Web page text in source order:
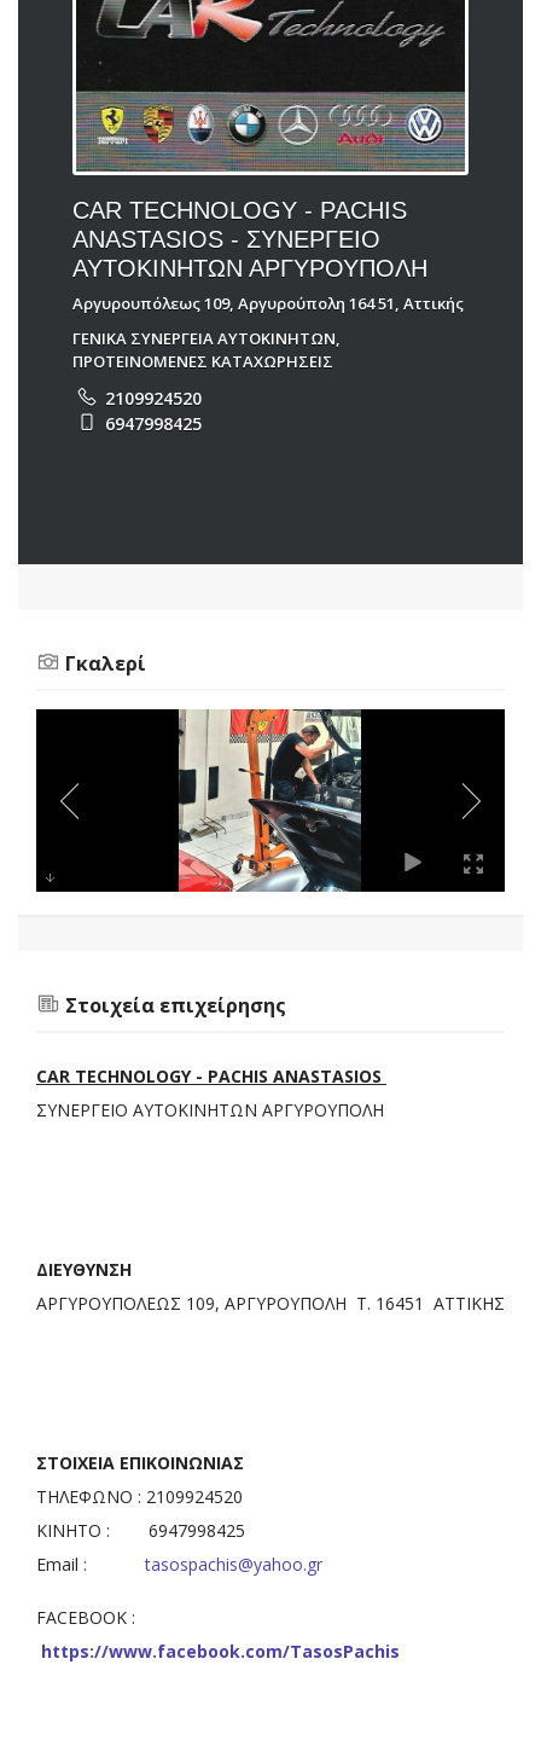
CAR TECHNOLOGY - PACHIS
ANASTASIOS - ΣΥΝΕΡΓΕΙΟ
ΑΥΤΟΚΙΝΗΤΩΝ ΑΡΓΥΡΟΥΠΟΛΗ
Αργυρουπόλεως 109, Αργυρούπολη 164 51, Αττικής
ΓΕΝΙΚΑ ΣΥΝΕΡΓΕΙΑ ΑΥΤΟΚΙΝΗΤΩΝ,
ΠΡΟΤΕΙΝΟΜΕΝΕΣ ΚΑΤΑΧΩΡΗΣΕΙΣ
2109924520
6947998425
Γκαλερί
Στοιχεία επιχείρησης
CAR TECHNOLOGY - PACHIS ANASTASIOS
ΣΥΝΕΡΓΕΙΟ ΑΥΤΟΚΙΝΗΤΩΝ ΑΡΓΥΡΟΥΠΟΛΗ
ΔΙΕΥΘΥΝΣΗ
ΑΡΓΥΡΟΥΠΟΛΕΩΣ 109, ΑΡΓΥΡΟΥΠΟΛΗ Τ. 16451 ΑΤΤΙΚΗΣ
ΣΤΟΙΧΕΙΑ ΕΠΙΚΟΙΝΩΝΙΑΣ
ΤΗΛΕΦΩΝΟ : 2109924520
ΚΙΝΗΤΟ : 6947998425
Email :tasospachis@yahoo.gr
FACEBOOK :
https://www.facebook.com/TasosPachis